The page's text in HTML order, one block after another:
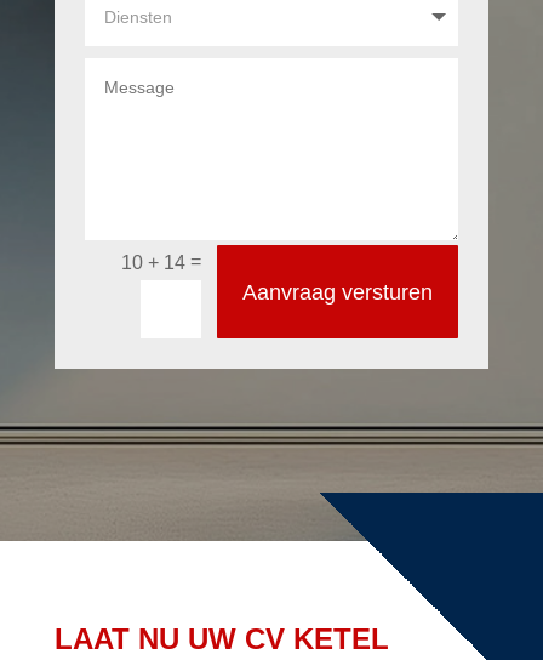
10 + 14=
Aanvraag versturen
LAAT NU UW CV KETEL